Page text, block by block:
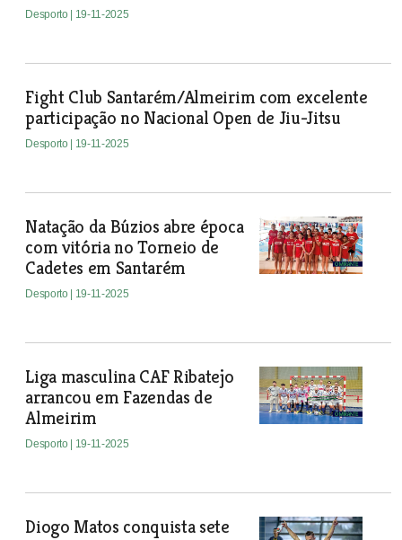
Desporto | 19-11-2025
Fight Club Santarém/Almeirim com excelente
participação no Nacional Open de Jiu-Jitsu
Desporto | 19-11-2025
Natação da Búzios abre época
com vitória no Torneio de
Cadetes em Santarém
Desporto | 19-11-2025
Liga masculina CAF Ribatejo
arrancou em Fazendas de
Almeirim
Desporto | 19-11-2025
Diogo Matos conquista sete